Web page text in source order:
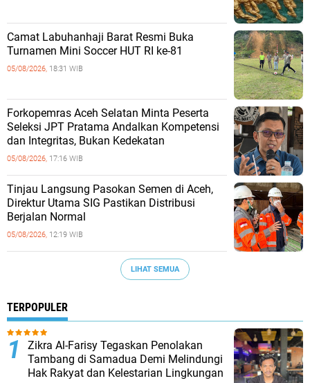
Camat Labuhanhaji Barat Resmi Buka
Turnamen Mini Soccer HUT RI ke-81
05/08/2026, 18:31 WIB
Forkopemras Aceh Selatan Minta Peserta
Seleksi JPT Pratama Andalkan Kompetensi
dan Integritas, Bukan Kedekatan
05/08/2026, 17:16 WIB
‎Tinjau Langsung Pasokan Semen di Aceh,
‎Direktur Utama SIG Pastikan Distribusi
Berjalan Normal ‎
05/08/2026, 12:19 WIB
LIHAT SEMUA
TERPOPULER
Zikra Al-Farisy Tegaskan Penolakan
Tambang di Samadua Demi Melindungi
Hak Rakyat dan Kelestarian Lingkungan